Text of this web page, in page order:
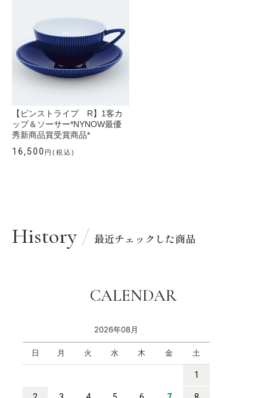
【ピンストライプ R】1客カ
ップ＆ソーサー*NYNOW最優
秀新商品賞受賞商品*
16,500 円(税込)
History 最近チェックした商品
CALENDAR